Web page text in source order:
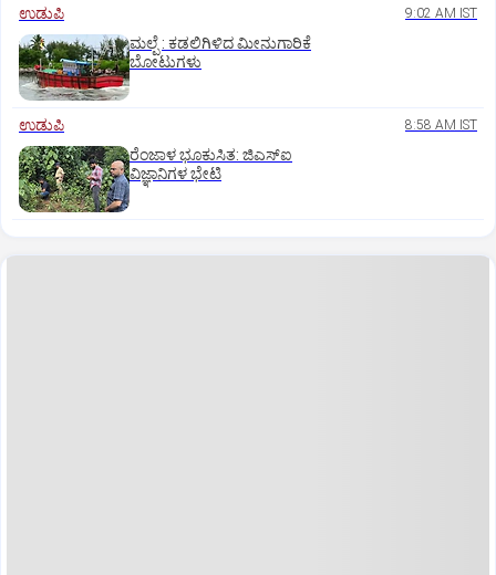
ಉಡುಪಿ 9:02 AM IST
ಮಲ್ಪೆ : ಕಡಲಿಗಿಳಿದ ಮೀನುಗಾರಿಕೆ
ಬೋಟುಗಳು
ಉಡುಪಿ 8:58 AM IST
ರೆಂಜಾಳ ಭೂಕುಸಿತ: ಜಿಎಸ್‌ಐ
ವಿಜ್ಞಾನಿಗಳ ಭೇಟಿ